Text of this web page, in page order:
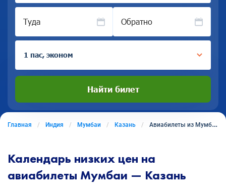
Туда Обратно
1 пас, эконом
Найти билет
Главная Индия Мумбаи Казань Авиабилеты из Мумбаи в Казань
Календарь низких цен на
авиабилеты Мумбаи — Казань